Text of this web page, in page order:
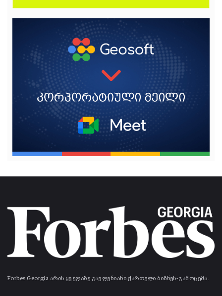
Forbes Georgia არის ყველაზე გავლენიანი ქართული ბიზნეს-გამოცემა.